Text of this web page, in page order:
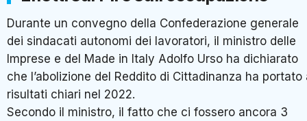
Durante un convegno della Confederazione generale
dei sindacati autonomi dei lavoratori, il ministro delle
Imprese e del Made in Italy Adolfo Urso ha dichiarato
che l’abolizione del Reddito di Cittadinanza ha portato
risultati chiari nel 2022.
Secondo il ministro, il fatto che ci fossero ancora 3